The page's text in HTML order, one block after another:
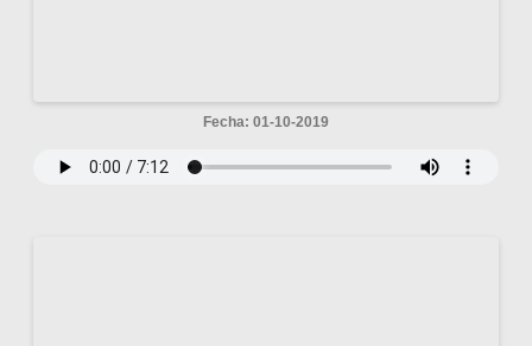
Fecha: 01-10-2019